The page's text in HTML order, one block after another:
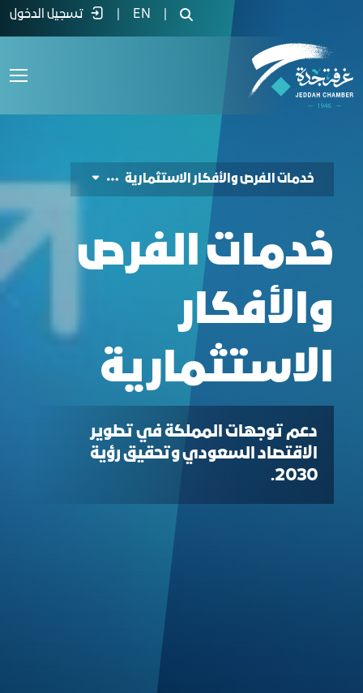
خدمات الفرص والأفكار الاستثمارية - غرفة
EN تسجيل الدخول
خدمات الفرص والأفكار الاستثمارية
خدمات الفرص
والأفكار
الاستثمارية
دعم توجهات المملكة في تطوير
الاقتصاد السعودي وتحقيق رؤية
2030.